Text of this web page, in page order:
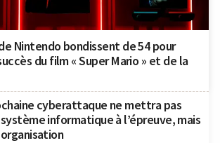
Nintendo bondissent de 54 pour
du film « Super Mario » et de la
cyberattaque ne mettra pas
informatique à l’épreuve, mais